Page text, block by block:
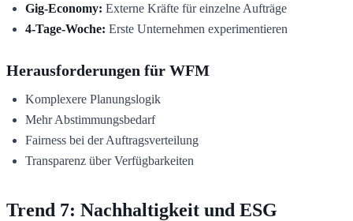
Gig-Economy: Externe Kräfte für einzelne Aufträge
4-Tage-Woche: Erste Unternehmen experimentieren
Herausforderungen für WFM
Komplexere Planungslogik
Mehr Abstimmungsbedarf
Fairness bei der Auftragsverteilung
Transparenz über Verfügbarkeiten
Trend 7: Nachhaltigkeit und ESG